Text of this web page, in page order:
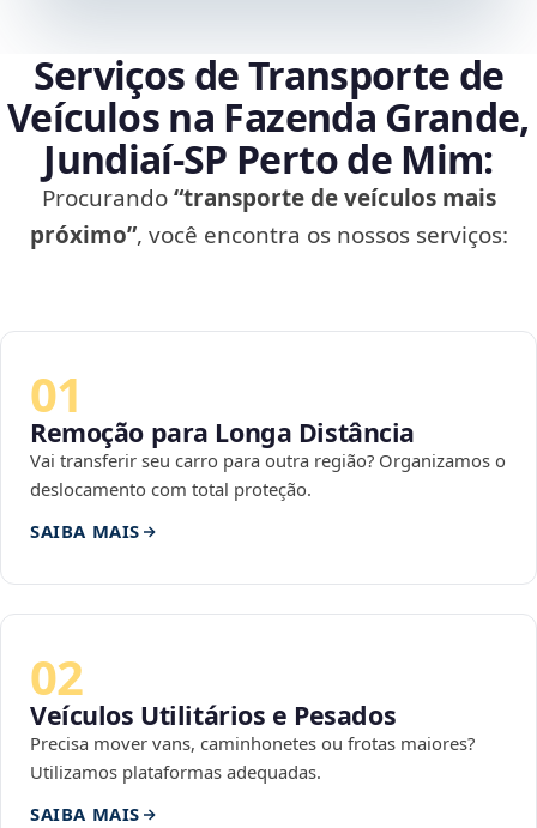
Serviços de Transporte de
Veículos na Fazenda Grande,
Jundiaí‑SP Perto de Mim:
Procurando“transporte de veículos mais
próximo”, você encontra os nossos serviços:
01
Remoção para Longa Distância
Vai transferir seu carro para outra região? Organizamos o
deslocamento com total proteção.
SAIBA MAIS
02
Veículos Utilitários e Pesados
Precisa mover vans, caminhonetes ou frotas maiores?
Utilizamos plataformas adequadas.
SAIBA MAIS